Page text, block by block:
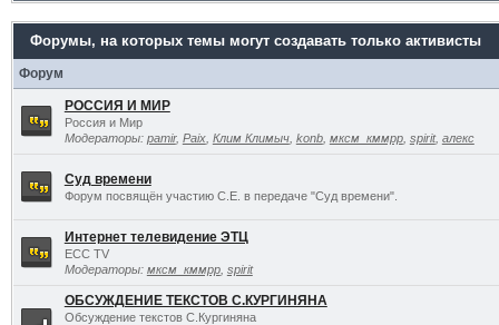
Форумы, на которых темы могут создавать только активисты
Форум
РОССИЯ И МИР
Россия и Мир
Модераторы: pamir, Paix, Клим Климыч, konb, мксм_кммрр, spirit, алекс
Суд времени
Форум посвящён участию С.Е. в передаче "Суд времени".
Интернет телевидение ЭТЦ
ECC TV
Модераторы: мксм_кммрр, spirit
ОБСУЖДЕНИЕ ТЕКСТОВ С.КУРГИНЯНА
Обсуждение текстов С.Кургиняна